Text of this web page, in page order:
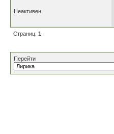
Неактивен
Страниц: 1
Перейти